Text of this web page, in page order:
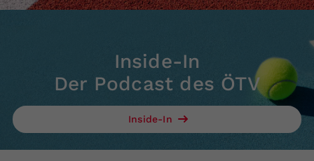
Inside-In
Der Podcast des ÖTV
Inside-In